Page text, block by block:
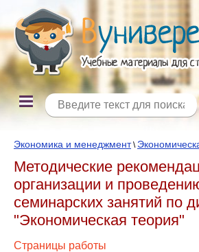
Экономика и менеджмент\
Методические
организации и
семинарских занятий по
"Экономическая теория"
Страницы работы